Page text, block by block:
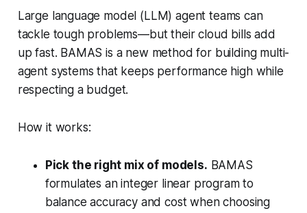
Large language model (LLM) agent teams can
tackle tough problems—but their cloud bills add
up fast. BAMAS is a new method for building multi-
agent systems that keeps performance high while
respecting a budget.
How it works:
Pick the right mix of models. BAMAS
formulates an integer linear program to
balance accuracy and cost when choosing